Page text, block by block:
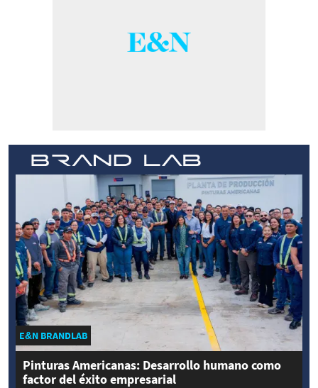
E&N BRANDLAB
Pinturas Americanas: Desarrollo humano como
factor del éxito empresarial